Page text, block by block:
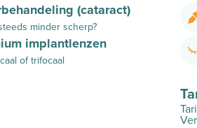
(cataract)
minder scherp?
implantlenzen
of trifocaal